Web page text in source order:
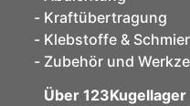
Kraftübertragung
Klebstoffe &
Zubehör und
Über 123Kugellager